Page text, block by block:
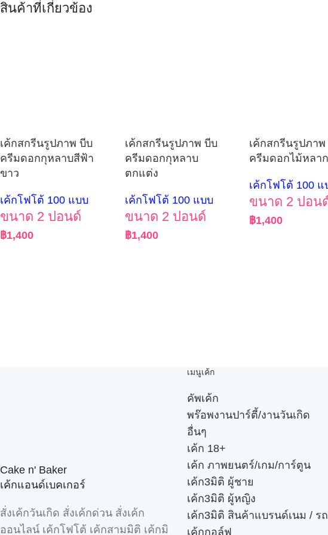
สินค้าที่เกี่ยวข้อง
เค้กสกรีนรูปภาพ บีบ
ครีมดอกกุหลาบสีฟ้า
ขาว
เค้กโฟโต้ 100 แบบ
ขนาด 2 ปอนด์
฿1,400
เค้กสกรีนรูปภาพ บีบ
ครีมดอกกุหลาบ
ตกแต่ง
เค้กโฟโต้ 100 แบบ
ขนาด 2 ปอนด์
฿1,400
เค้กสกรีนรูปภา
ครีมดอกไม้หลา
เค้กโฟโต้ 100 แ
ขนาด 2 ปอน
฿1,400
Cake n' Baker
เค้กแอนด์เบคเกอร์
สั่งเค้กวันเกิด สั่งเค้กด่วน สั่งเค้ก
ออนไลน์ เค้กโฟโต้ เค้กสามมิติ เค้กมิ
เมนูเค้ก
คัพเค้ก
พร๊อพงานปาร์ตี้/งานวันเกิด
อื่นๆ
เค้ก 18+
เค้ก ภาพยนตร์/เกม/การ์ตูน
เค้ก3มิติ ผู้ชาย
เค้ก3มิติ ผู้หญิง
เค้ก3มิติ สินค้าแบรนด์เนม / รถ
เค้กกอล์ฟ